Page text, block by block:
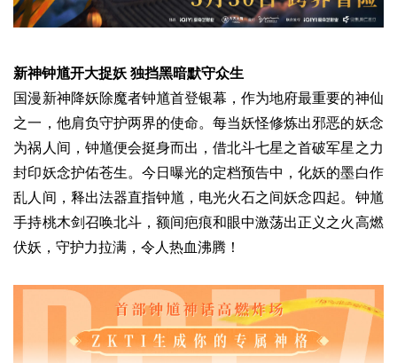
新神钟馗开大捉妖 独挡黑暗默守众生
国漫新神降妖除魔者钟馗首登银幕，作为地府最重要的神仙
之一，他肩负守护两界的使命。每当妖怪修炼出邪恶的妖念
为祸人间，钟馗便会挺身而出，借北斗七星之首破军星之力
封印妖念护佑苍生。今日曝光的定档预告中，化妖的墨白作
乱人间，释出法器直指钟馗，电光火石之间妖念四起。钟馗
手持桃木剑召唤北斗，额间疤痕和眼中激荡出正义之火高燃
伏妖，守护力拉满，令人热血沸腾！